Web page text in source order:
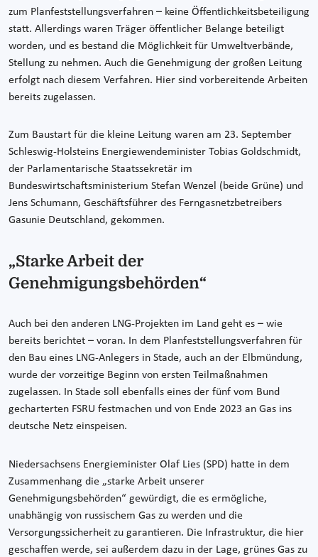
zum Planfeststellungsverfahren – keine Öffentlichkeitsbeteiligung
statt. Allerdings waren Träger öffentlicher Belange beteiligt
worden, und es bestand die Möglichkeit für Umweltverbände,
Stellung zu nehmen. Auch die Genehmigung der großen Leitung
erfolgt nach diesem Verfahren. Hier sind vorbereitende Arbeiten
bereits zugelassen.
Zum Baustart für die kleine Leitung waren am 23. September
Schleswig-Holsteins Energiewendeminister Tobias Goldschmidt,
der Parlamentarische Staatssekretär im
Bundeswirtschaftsministerium Stefan Wenzel (beide Grüne) und
Jens Schumann, Geschäftsführer des Ferngasnetzbetreibers
Gasunie Deutschland, gekommen.
„Starke Arbeit der
Genehmigungsbehörden“
Auch bei den anderen LNG-Projekten im Land geht es – wie
bereits berichtet – voran. In dem Planfeststellungsverfahren für
den Bau eines LNG-Anlegers in Stade, auch an der Elbmündung,
wurde der vorzeitige Beginn von ersten Teilmaßnahmen
zugelassen. In Stade soll ebenfalls eines der fünf vom Bund
gecharterten FSRU festmachen und von Ende 2023 an Gas ins
deutsche Netz einspeisen.
Niedersachsens Energieminister Olaf Lies (SPD) hatte in dem
Zusammenhang die „starke Arbeit unserer
Genehmigungsbehörden“ gewürdigt, die es ermögliche,
unabhängig von russischem Gas zu werden und die
Versorgungssicherheit zu garantieren. Die Infrastruktur, die hier
geschaffen werde, sei außerdem dazu in der Lage, grünes Gas zu